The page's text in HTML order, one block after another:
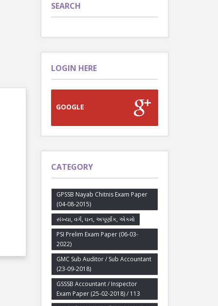
SEARCH
LOGIN HERE
GOOGLE
CATEGORY
GPSSB Nayab Chitnis Exam Paper
(04-08-2015)
સંખ્યા, વર્ગ, ઘન, અપૂર્ણાંક, એકમો
PSI Prelim Exam Paper (06-03-
2022)
GMC Sub Auditor / Sub Accountant
(23-09-2018)
GSSSB Accountant / Inspector
Exam Paper (25-02-2018) / 113